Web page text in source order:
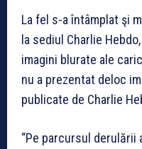
La fel s-a întâmplat şi
la sediul Charlie
imagini blurate ale
nu a prezentat deloc
publicate de Charlie
“Pe parcursul